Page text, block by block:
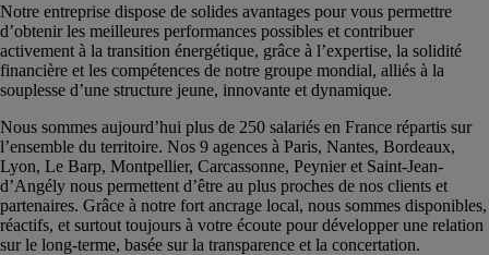
Notre entreprise dispose de solides avantages pour vous permettre
d’obtenir les meilleures performances possibles et contribuer
activement à la transition énergétique, grâce à l’expertise, la solidité
financière et les compétences de notre groupe mondial, alliés à la
souplesse d’une structure jeune, innovante et dynamique.
Nous sommes aujourd’hui plus de 250 salariés en France répartis sur
l’ensemble du territoire. Nos 9 agences à Paris, Nantes, Bordeaux,
Lyon, Le Barp, Montpellier, Carcassonne, Peynier et Saint-Jean-
d’Angély nous permettent d’être au plus proches de nos clients et
partenaires. Grâce à notre fort ancrage local, nous sommes disponibles,
réactifs, et surtout toujours à votre écoute pour développer une relation
sur le long-terme, basée sur la transparence et la concertation.